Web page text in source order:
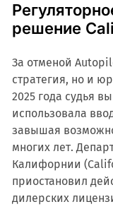
решение
За отменой
стратегия, но и
2025 года судья
использовала
завышая
многих лет.
Калифорнии
приостановил
дилерских